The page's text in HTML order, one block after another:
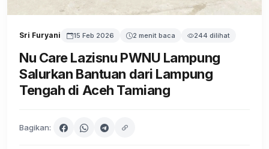
Sri Furyani 15 Feb 2026 2 menit baca 244 dilihat
Nu Care Lazisnu PWNU Lampung
Salurkan Bantuan dari Lampung
Tengah di Aceh Tamiang
Bagikan: